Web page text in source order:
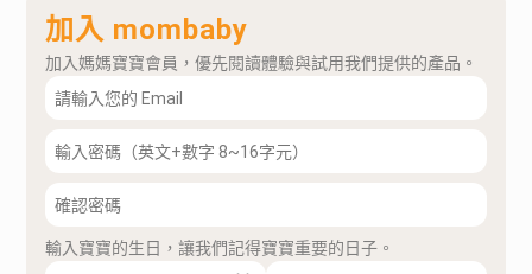
加入 mombaby
加入媽媽寶寶會員，優先閱讀體驗與試用我們提供的產品。
輸入寶寶的生日，讓我們記得寶寶重要的日子。